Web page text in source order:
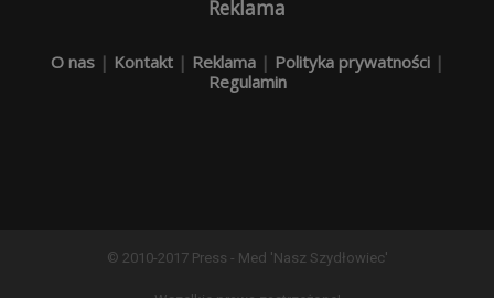
Reklama
O nas| Kontakt| Reklama| Polityka prywatności|
Regulamin
© 2010-2017 Press - Med 'Nasz Szydłowiec'